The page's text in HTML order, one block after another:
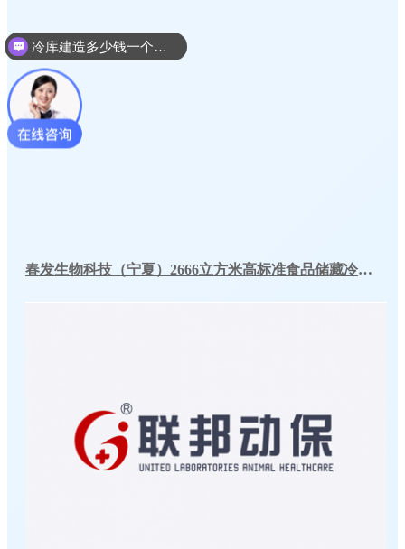
春发生物科技（宁夏）2666立方米高标准食品储藏冷库工程案例
冷库建造设计方案